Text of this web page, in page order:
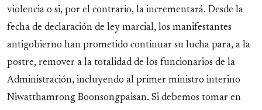
violencia o si, por el contrario, la incrementará. Desde la
fecha de declaración de ley marcial, los manifestantes
antigobierno han prometido continuar su lucha para, a la
postre, remover a la totalidad de los funcionarios de la
Administración, incluyendo al primer ministro interino
Niwatthamrong Boonsongpaisan. Si debemos tomar en